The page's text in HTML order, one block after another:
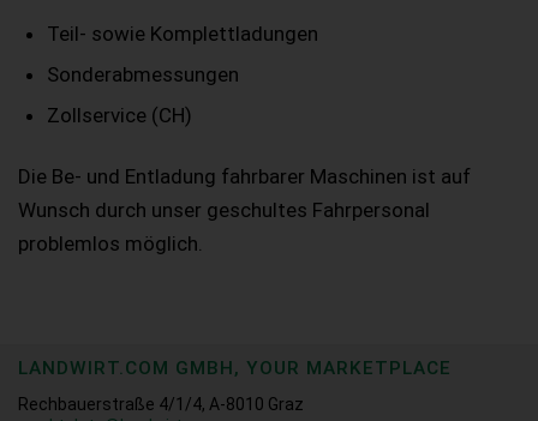
Teil- sowie Komplettladungen
Sonderabmessungen
Zollservice (CH)
Die Be- und Entladung fahrbarer Maschinen ist auf
Wunsch durch unser geschultes Fahrpersonal
problemlos möglich.
LANDWIRT.COM GMBH, YOUR MARKETPLACE
Rechbauerstraße 4/1/4, A-8010 Graz